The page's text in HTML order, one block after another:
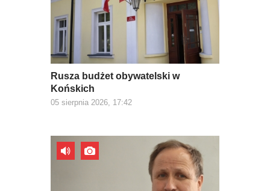
Rusza budżet obywatelski w
Końskich
05 sierpnia 2026, 17:42